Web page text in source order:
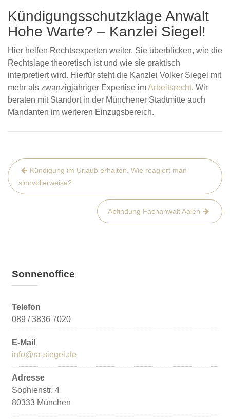
Kündigungsschutzklage Anwalt
Hohe Warte? – Kanzlei Siegel!
Hier helfen Rechtsexperten weiter. Sie überblicken, wie die
Rechtslage theoretisch ist und wie sie praktisch
interpretiert wird. Hierfür steht die Kanzlei Volker Siegel mit
mehr als zwanzigjähriger Expertise imArbeitsrecht. Wir
beraten mit Standort in der Münchener Stadtmitte auch
Mandanten im weiteren Einzugsbereich.
Beitrags-
Navigation
Kündigung im Urlaub erhalten. Wie reagiert man
sinnvollerweise?
Abfindung Fachanwalt Aalen
Sonnenoffice
Telefon
089 / 3836 7020
E-Mail
info@ra-siegel.de
Adresse
Sophienstr. 4
80333 München